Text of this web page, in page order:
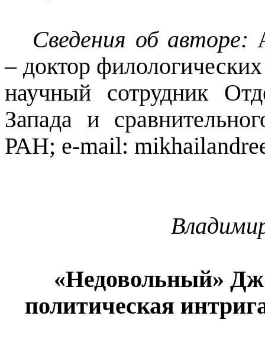
Сведения об авторе:
– доктор
научный сотрудник
Запада и
РАН; e-mail:
«Недовольный»
политическая